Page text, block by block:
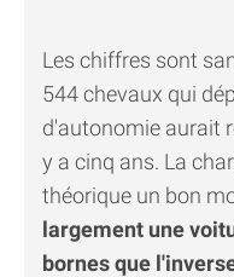
Les chiffres sont
544 chevaux qui
d'autonomie aurait
y a cinq ans. La
théorique un bon
largement une
bornes que